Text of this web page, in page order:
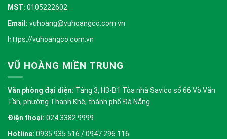
MST: 0105222602
Email: vuhoang@vuhoangco.com.vn
https://vuhoangco.com.vn
VŨ HOÀNG MIỀN TRUNG
Văn phòng đại diện: Tầng 3, H3-B1 Tòa nhà Savico số 66 Võ Văn
Tần, phường Thanh Khê, thành phố Đà Nẵng
Điện thoại: 024 3382 9999
Hotline: 0935 935 516 / 0947 296 116